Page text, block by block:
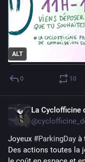
ALT
0 10
La Cyclofficine
Joyeux #ParkingDay à
Des actions toutes la